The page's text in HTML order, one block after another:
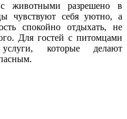
животными разрешено в
чувствуют себя уютно, а
спокойно отдыхать, не
Для гостей с питомцами
которые делают